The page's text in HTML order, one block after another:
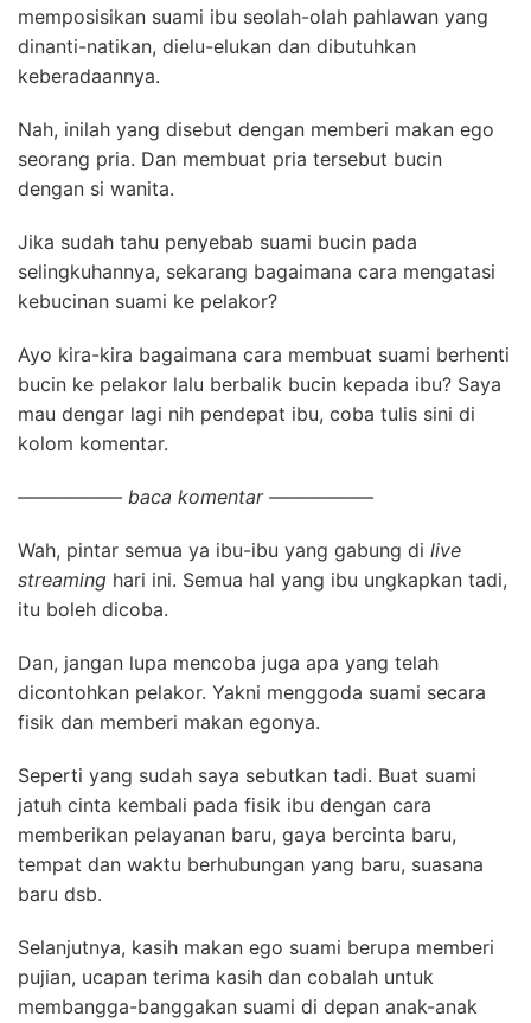
memposisikan suami ibu seolah-olah pahlawan yang
dinanti-natikan, dielu-elukan dan dibutuhkan
keberadaannya.
Nah, inilah yang disebut dengan memberi makan ego
seorang pria. Dan membuat pria tersebut bucin
dengan si wanita.
Jika sudah tahu penyebab suami bucin pada
selingkuhannya, sekarang bagaimana cara mengatasi
kebucinan suami ke pelakor?
Ayo kira-kira bagaimana cara membuat suami berhenti
bucin ke pelakor lalu berbalik bucin kepada ibu? Saya
mau dengar lagi nih pendepat ibu, coba tulis sini di
kolom komentar.
—————– baca komentar —————–
Wah, pintar semua ya ibu-ibu yang gabung di live
streaming hari ini. Semua hal yang ibu ungkapkan tadi,
itu boleh dicoba.
Dan, jangan lupa mencoba juga apa yang telah
dicontohkan pelakor. Yakni menggoda suami secara
fisik dan memberi makan egonya.
Seperti yang sudah saya sebutkan tadi. Buat suami
jatuh cinta kembali pada fisik ibu dengan cara
memberikan pelayanan baru, gaya bercinta baru,
tempat dan waktu berhubungan yang baru, suasana
baru dsb.
Selanjutnya, kasih makan ego suami berupa memberi
pujian, ucapan terima kasih dan cobalah untuk
membangga-banggakan suami di depan anak-anak